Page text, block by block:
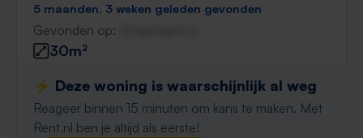
5 maanden, 3 weken geleden gevonden
Gevonden op:
30m²
⚡️ Deze woning is waarschijnlijk al weg
Reageer binnen 15 minuten om kans te maken. Met
Rent.nl ben je altijd als eerste!